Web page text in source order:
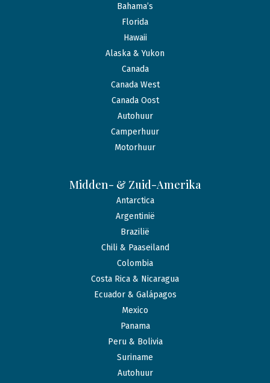
Bahama’s
Florida
Hawaii
Alaska & Yukon
Canada
Canada West
Canada Oost
Autohuur
Camperhuur
Motorhuur
Midden- & Zuid-Amerika
Antarctica
Argentinië
Brazilië
Chili & Paaseiland
Colombia
Costa Rica & Nicaragua
Ecuador & Galápagos
Mexico
Panama
Peru & Bolivia
Suriname
Autohuur